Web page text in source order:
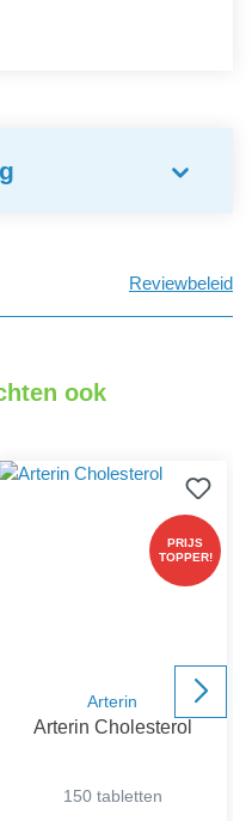
Reviewbeleid
ook
PRIJS
TOPPER!
Arterin
Arterin Cholesterol
150 tabletten